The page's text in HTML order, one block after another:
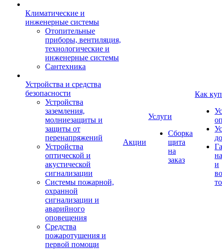
Климатические и
инженерные системы
Отопительные
приборы, вентиляция,
технологические и
инженерные системы
Сантехника
Устройства и средства
безопасности
Устройства
заземления,
молниезащиты и
защиты от
перенапряжений
Устройства
оптической и
акустической
сигнализации
Системы пожарной,
охранной
сигнализации и
аварийного
оповещения
Средства
пожаротушения и
первой помощи
Акции
Услуги
Сборка
щита
на
заказ
Как
и